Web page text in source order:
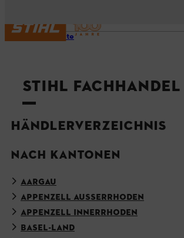
Startseite
STIHL FACHHANDEL
HÄNDLERVERZEICHNIS
NACH KANTONEN
AARGAU
APPENZELL AUSSERRHODEN
APPENZELL INNERRHODEN
BASEL-LAND